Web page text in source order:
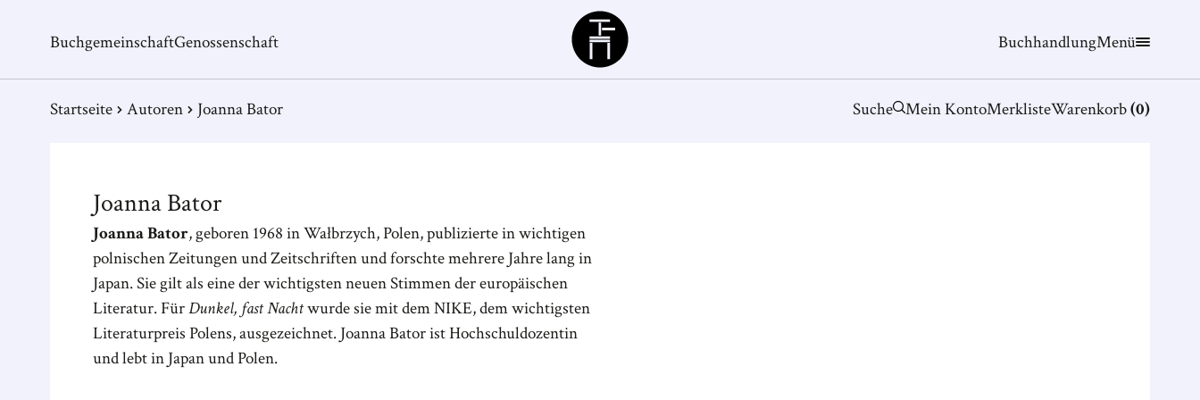
BuchgemeinschaftGenossenschaft
Büchergilde
BuchhandlungMenü
Startseite Autoren Joanna Bator Suche Mein KontoMerklisteWarenkorb(0)
JoannaBator
Joanna Bator, geboren 1968 in Wałbrzych, Polen, publizierte in wichtigen
polnischen Zeitungen und Zeitschriften und forschte mehrere Jahre lang in
Japan. Sie gilt als eine der wichtigsten neuen Stimmen der europäischen
Literatur. FürDunkel, fast Nachtwurde sie mit dem NIKE, dem wichtigsten
Literaturpreis Polens, ausgezeichnet. Joanna Bator ist Hochschuldozentin
und lebt in Japan und Polen.